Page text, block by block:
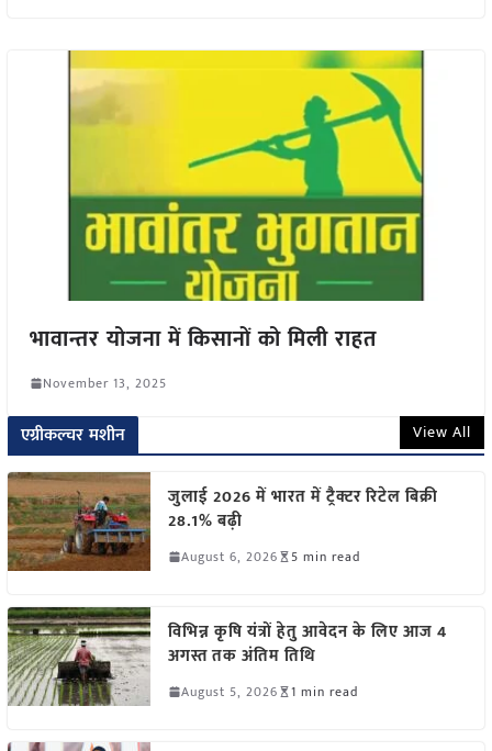
भावान्तर योजना में किसानों को मिली राहत
November 13, 2025
एग्रीकल्चर मशीन View All
जुलाई 2026 में भारत में ट्रैक्टर रिटेल बिक्री
28.1% बढ़ी
August 6, 2026 5 min read
विभिन्न कृषि यंत्रों हेतु आवेदन के लिए आज 4
अगस्त तक अंतिम तिथि
August 5, 2026 1 min read